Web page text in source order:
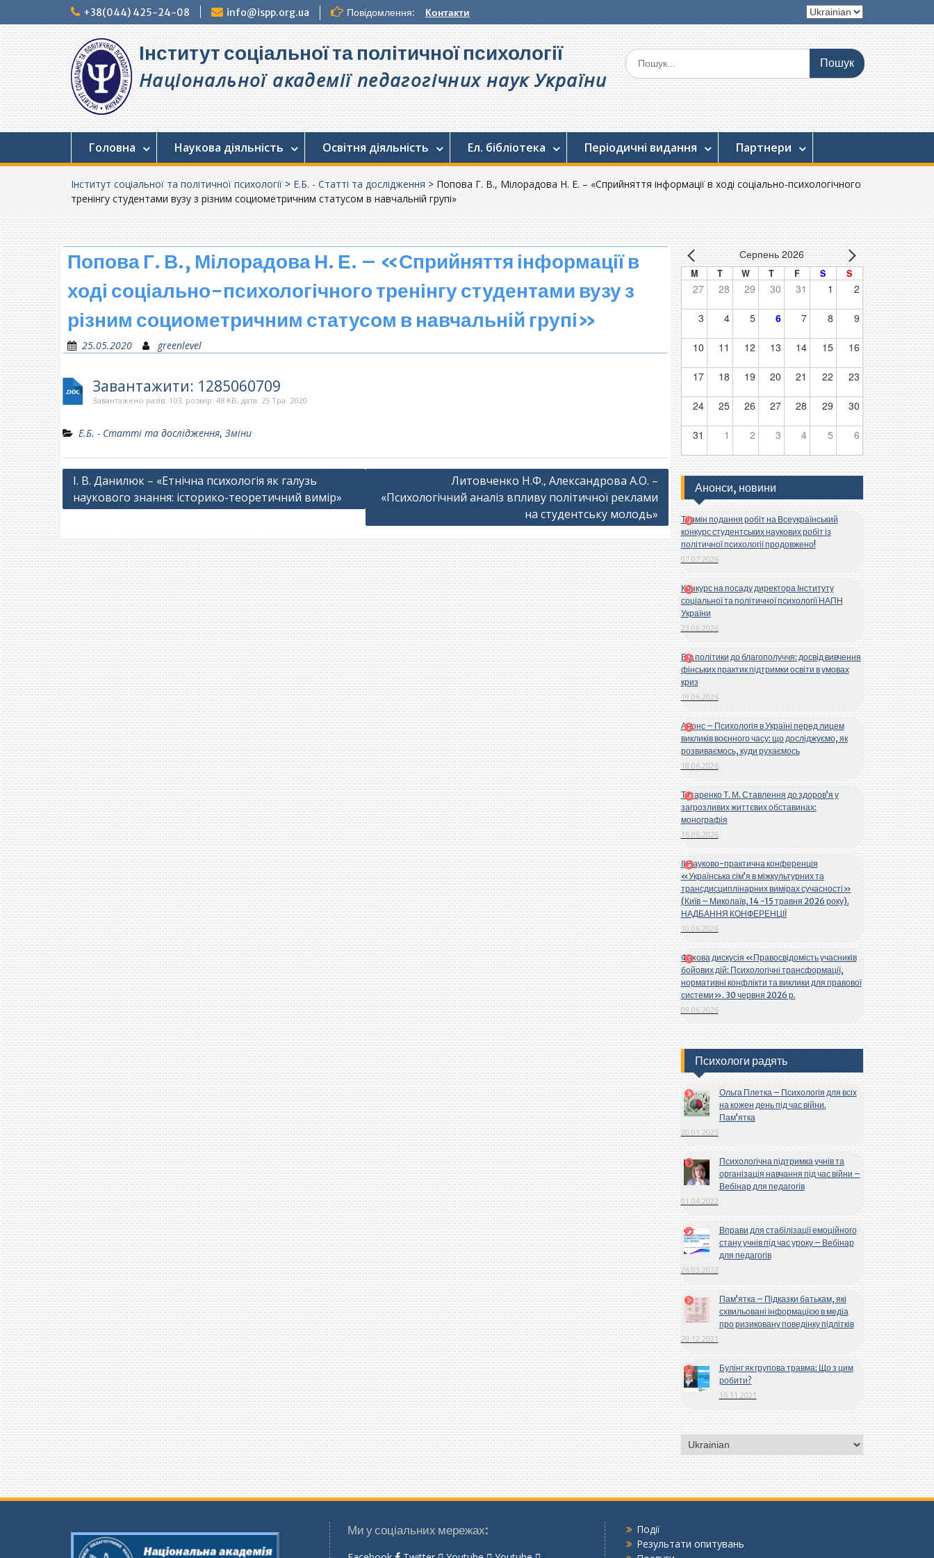
до
+38(044) 425-24-08 info@ispp.org.ua Повідомлення: Контакти
Вибрати
мову
Інститут соціальної та політичної психології
Національної академії педагогічних наук України
Шукати:
Головна Наукова діяльність Освітня діяльність Ел. бібліотека Періодичні видання Партнери
Інститут соціальної та політичної психології > Е.Б. - Статті та дослідження > Попова Г. В., Мілорадова Н. Е. – «Сприйняття інформації в ході соціально-психологічного
тренінгу студентами вузу з різним социометричним статусом в навчальній групі»
Попова Г. В., Мілорадова Н. Е. – «Сприйняття інформації в
ході соціально-психологічного тренінгу студентами вузу з
різним социометричним статусом в навчальній групі»
25.05.2020 greenlevel
Завантажити: 1285060709
Завантажено разів: 103, розмір: 48 KB, дата: 25 Тра. 2020
Е.Б. - Статті та дослідження, Зміни
Навігація
записів
І. В. Данилюк – «Етнічна психологія як галузь
наукового знання: історико-теоретичний вимір»
Литовченко Н.Ф., Александрова А.О. –
«Психологічний аналіз впливу політичної реклами
на студентську молодь»
Серпень 2026
M T W T F S S
27 28 29 30 31 1 2
3 4 5 6 7 8 9
10 11 12 13 14 15 16
17 18 19 20 21 22 23
24 25 26 27 28 29 30
31 1 2 3 4 5 6
Анонси, новини
Термін подання робіт на Всеукраїнський
конкурс студентських наукових робіт із
політичної психології продовжено!
07.07.2026
Конкурс на посаду директора Інституту
соціальної та політичної психології НАПН
України
23.06.2026
Від політики до благополуччя: досвід вивчення
фінських практик підтримки освіти в умовах
криз
19.06.2026
Анонс – Психологія в Україні перед лицем
викликів воєнного часу: що досліджуємо, як
розвиваємось, куди рухаємось
18.06.2026
Титаренко Т. М. Ставлення до здоров’я у
загрозливих життєвих обставинах:
монографія
16.06.2026
ІІ Науково-практична конференція
«Українська сім’я в міжкультурних та
трансдисциплінарних вимірах сучасності»
(Київ – Миколаїв, 14 -15 травня 2026 року).
НАДБАННЯ КОНФЕРЕНЦІЇ
10.06.2026
Фахова дискусія «Правосвідомість учасників
бойових дій: Психологічні трансформації,
нормативні конфлікти та виклики для правової
системи». 30 червня 2026 р.
09.06.2026
Психологи радять
Ольга Плетка – Психологія для всіх
на кожен день під час війни.
Пам’ятка
20.01.2025
Психологічна підтримка учнів та
організація навчання під час війни –
Вебінар для педагогів
01.04.2022
Вправи для стабілізації емоційного
стану учнів під час уроку – Вебінар
для педагогів
26.03.2022
Пам’ятка – Підказки батькам, які
схвильовані інформацією в медіа
про ризиковану поведінку підлітків
20.12.2021
Булінг як групова травма: Що з цим
робити?
15.11.2021
Вибрати
мову
Ми у соціальних мережах:
Події
Результати опитувань